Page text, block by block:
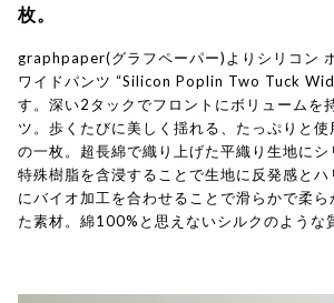
枚。
graphpaper(グラフペーパー)よりシリコン
ワイドパンツ “Silicon Poplin Two Tuck
す。深い2タックでフロントにボリュームを
ツ。歩くたびに美しく揺れる、たっぷりと使
の一枚。超長綿で織り上げた平織り生地にシ
特殊樹脂を含浸することで生地に反発感とハ
にバイオ加工を合わせることで滑らかで柔ら
た素材。綿100%と思えないシルクのような